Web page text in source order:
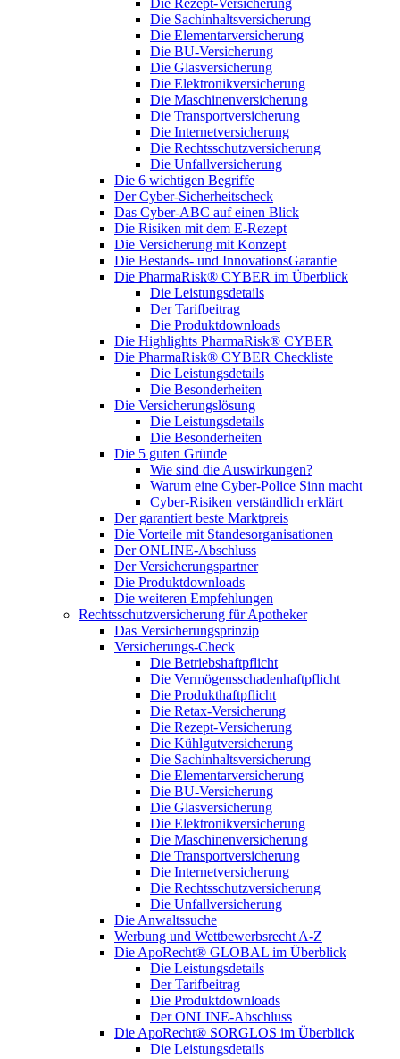
Die Rezept-Versicherung
Die Sachinhaltsversicherung
Die Elementarversicherung
Die BU-Versicherung
Die Glasversicherung
Die Elektronikversicherung
Die Maschinenversicherung
Die Transportversicherung
Die Internetversicherung
Die Rechtsschutzversicherung
Die Unfallversicherung
Die 6 wichtigen Begriffe
Der Cyber-Sicher­heits­check
Das Cyber-ABC auf einen Blick
Die Risiken mit dem E-Rezept
Die Versicherung mit Konzept
Die Bestands- und InnovationsGarantie
Die PharmaRisk® CYBER im Überblick
Die Leistungsdetails
Der Tarifbeitrag
Die Produktdownloads
Die Highlights PharmaRisk® CYBER
Die PharmaRisk® CYBER Checkliste
Die Leistungsdetails
Die Besonderheiten
Die Versicherungslösung
Die Leistungsdetails
Die Besonderheiten
Die 5 guten Gründe
Wie sind die Auswirkungen?
Warum eine Cyber-Police Sinn macht
Cyber-Risiken verständlich erklärt
Der garantiert beste Marktpreis
Die Vorteile mit Standesorganisationen
Der ONLINE-Abschluss
Der Versicherungspartner
Die Produktdownloads
Die weiteren Empfehlungen
Rechtsschutzversicherung für Apotheker
Das Versicherungsprinzip
Versicherungs-Check
Die Betriebshaftpflicht
Die Vermögensschadenhaftpflicht
Die Produkthaftpflicht
Die Retax-Versicherung
Die Rezept-Versicherung
Die Kühlgutversicherung
Die Sachinhaltsversicherung
Die Elementarversicherung
Die BU-Versicherung
Die Glasversicherung
Die Elektronikversicherung
Die Maschinenversicherung
Die Transportversicherung
Die Internetversicherung
Die Rechtsschutzversicherung
Die Unfallversicherung
Die Anwaltssuche
Werbung und Wettbewerbsrecht A-Z
Die ApoRecht® GLOBAL im Überblick
Die Leistungsdetails
Der Tarifbeitrag
Die Produktdownloads
Der ONLINE-Abschluss
Die ApoRecht® SORGLOS im Überblick
Die Leistungsdetails